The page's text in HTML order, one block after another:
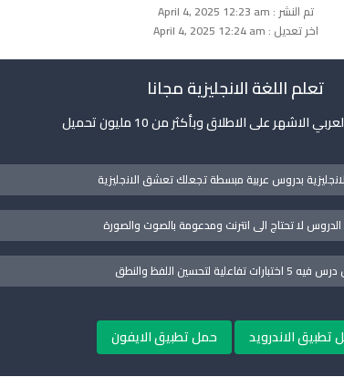
تم النشر : April 4, 2025 12:23 am
اخر تعديل : April 4, 2025 12:24 am
تعلم اللغة الانجليزية مجانا
الاشهر على الاطلاق وبأكثر من 10 مليون تحميل
بدروس عربية مبسطة تجعلك تعشق الانجليزية
لا تحتاج الى انترنت ومدعومة بالصوت والصورة
تفاعلية لتحسين اللفظ والنطق
تطبيق الاندرويد حمل تطبيق الايفون